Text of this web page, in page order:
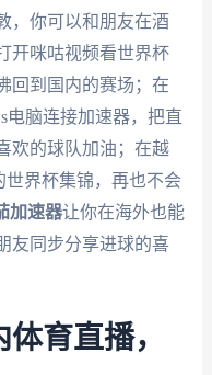
，你可以和朋友在酒
开咪咕视频看世界杯
回到国内的赛场；在
电脑连接加速器，把直
欢的球队加油；在越
界杯集锦，再也不会
加速器让你在海外也能
友同步分享进球的喜
育直播，